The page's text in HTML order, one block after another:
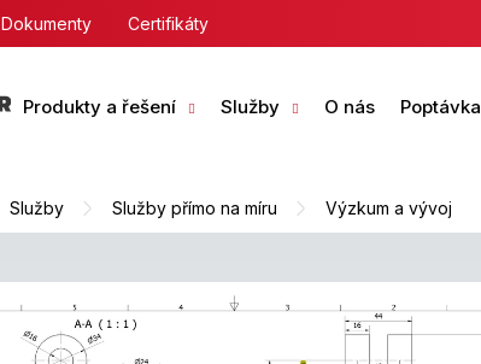
Dokumenty Certifikáty
Produkty a řešení Služby O nás Poptávka
Služby Služby přímo na míru Výzkum a vývoj